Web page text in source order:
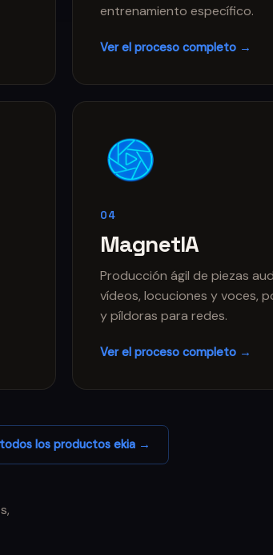
entrenamiento específico.
Ver el proceso completo →
04
MagnetIA
Producción ágil de piezas
vídeos, locuciones y voces,
y píldoras para redes.
Ver el proceso completo →
los productos ekia →